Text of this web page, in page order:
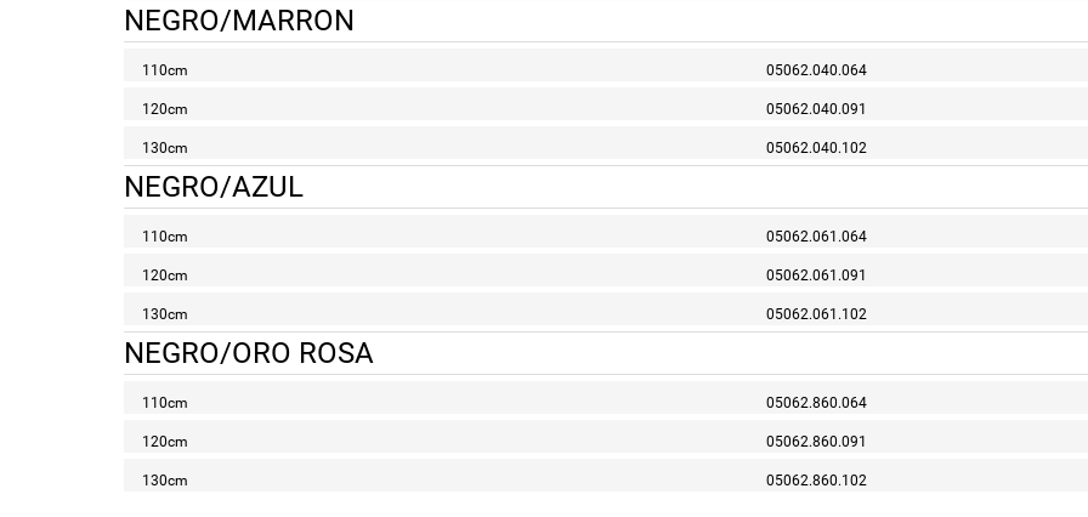
NEGRO/MARRON
110cm 05062.040.064
120cm 05062.040.091
130cm 05062.040.102
NEGRO/AZUL
110cm 05062.061.064
120cm 05062.061.091
130cm 05062.061.102
NEGRO/ORO ROSA
110cm 05062.860.064
120cm 05062.860.091
130cm 05062.860.102